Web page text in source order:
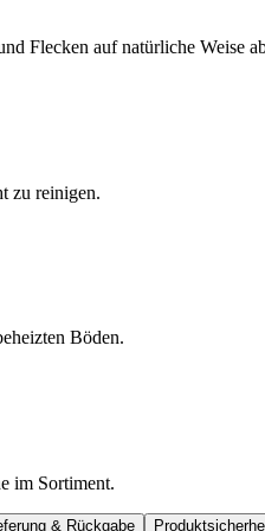
Flecken auf natürliche Weise
zu reinigen.
Böden.
im Sortiment.
& Rückgabe